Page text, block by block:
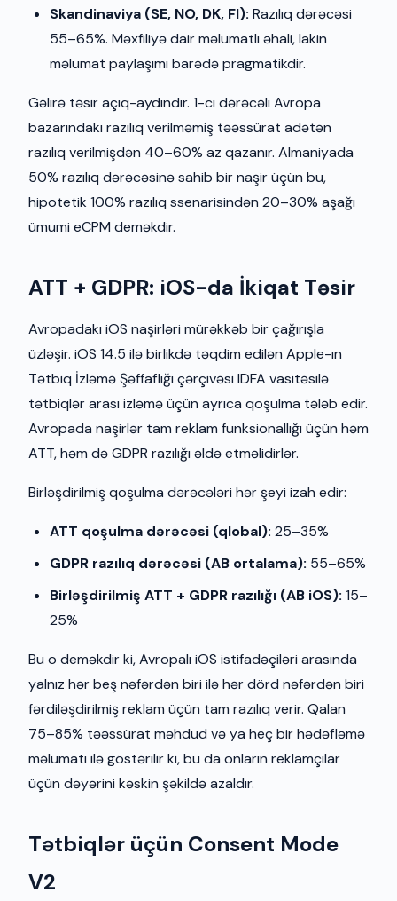
Skandinaviya (SE, NO, DK, FI): Razılıq dərəcəsi
55–65%. Məxfiliyə dair məlumatlı əhali, lakin
məlumat paylaşımı barədə pragmatikdir.
Gəlirə təsir açıq-aydındır. 1-ci dərəcəli Avropa
bazarındakı razılıq verilməmiş təəssürat adətən
razılıq verilmişdən 40–60% az qazanır. Almaniyada
50% razılıq dərəcəsinə sahib bir naşir üçün bu,
hipotetik 100% razılıq ssenarisindən 20–30% aşağı
ümumi eCPM deməkdir.
ATT + GDPR: iOS-da İkiqat Təsir
Avropadakı iOS naşirləri mürəkkəb bir çağırışla
üzləşir. iOS 14.5 ilə birlikdə təqdim edilən Apple-ın
Tətbiq İzləmə Şəffaflığı çərçivəsi IDFA vasitəsilə
tətbiqlər arası izləmə üçün ayrıca qoşulma tələb edir.
Avropada naşirlər tam reklam funksionallığı üçün həm
ATT, həm də GDPR razılığı əldə etməlidirlər.
Birləşdirilmiş qoşulma dərəcələri hər şeyi izah edir:
ATT qoşulma dərəcəsi (qlobal): 25–35%
GDPR razılıq dərəcəsi (AB ortalama): 55–65%
Birləşdirilmiş ATT + GDPR razılığı (AB iOS): 15–
25%
Bu o deməkdir ki, Avropalı iOS istifadəçiləri arasında
yalnız hər beş nəfərdən biri ilə hər dörd nəfərdən biri
fərdiləşdirilmiş reklam üçün tam razılıq verir. Qalan
75–85% təəssürat məhdud və ya heç bir hədəfləmə
məlumatı ilə göstərilir ki, bu da onların reklamçılar
üçün dəyərini kəskin şəkildə azaldır.
Tətbiqlər üçün Consent Mode
V2